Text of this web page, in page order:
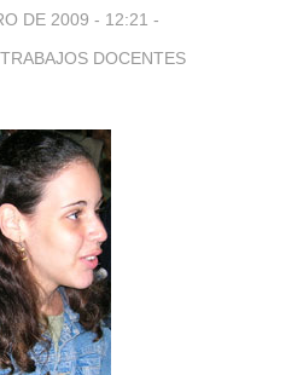
DE 2009 - 12:21 -
DOCENTES